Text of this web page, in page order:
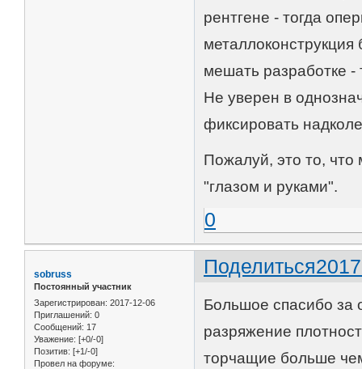
рентгене - тогда
мешать разработке -
Не уверен в
фиксировать
Пожалуй, это то,
"глазом и руками".
0
Поделиться
sobruss
Постоянный участник
Зарегистрирован: 2017-12-06
Приглашений: 0
Сообщений: 17
Уважение: [+0/-0]
Позитив: [+1/-0]
Провел на форуме:
Большое спасибо за
разряжение
торчащие больше